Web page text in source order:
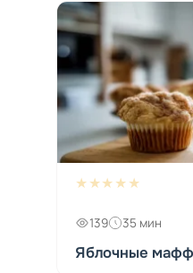
★★★★★
139 35 мин
Яблочные